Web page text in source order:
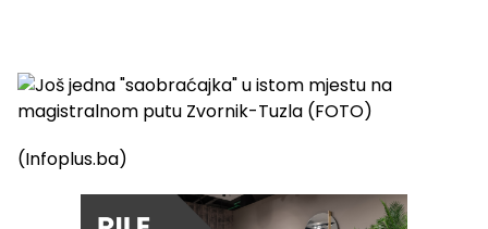
(Infoplus.ba)